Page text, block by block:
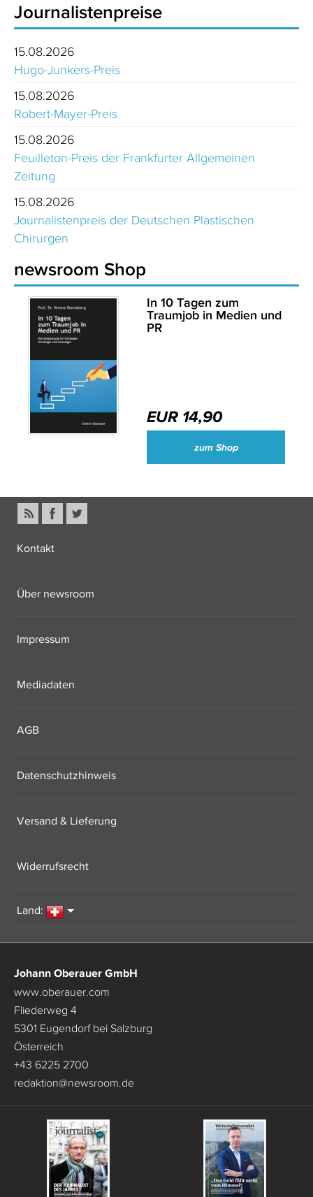
Journalistenpreise
15.08.2026
Hugo-Junkers-Preis
15.08.2026
Robert-Mayer-Preis
15.08.2026
Feuilleton-Preis der Frankfurter Allgemeinen
Zeitung
15.08.2026
Journalistenpreis der Deutschen Plastischen
Chirurgen
newsroom Shop
In 10 Tagen zum
Traumjob in Medien und
PR
EUR 14,90
zum Shop
Kontakt
Über newsroom
Impressum
Mediadaten
AGB
Datenschutzhinweis
Versand & Lieferung
Widerrufsrecht
Land:
Johann Oberauer GmbH
www.oberauer.com
Fliederweg 4
5301 Eugendorf bei Salzburg
Österreich
+43 6225 2700
redaktion@newsroom.de